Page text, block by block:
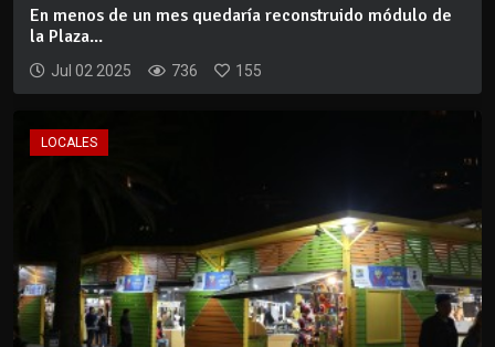
En menos de un mes quedaría reconstruido módulo de
la Plaza...
Jul 02 2025 736 155
LOCALES